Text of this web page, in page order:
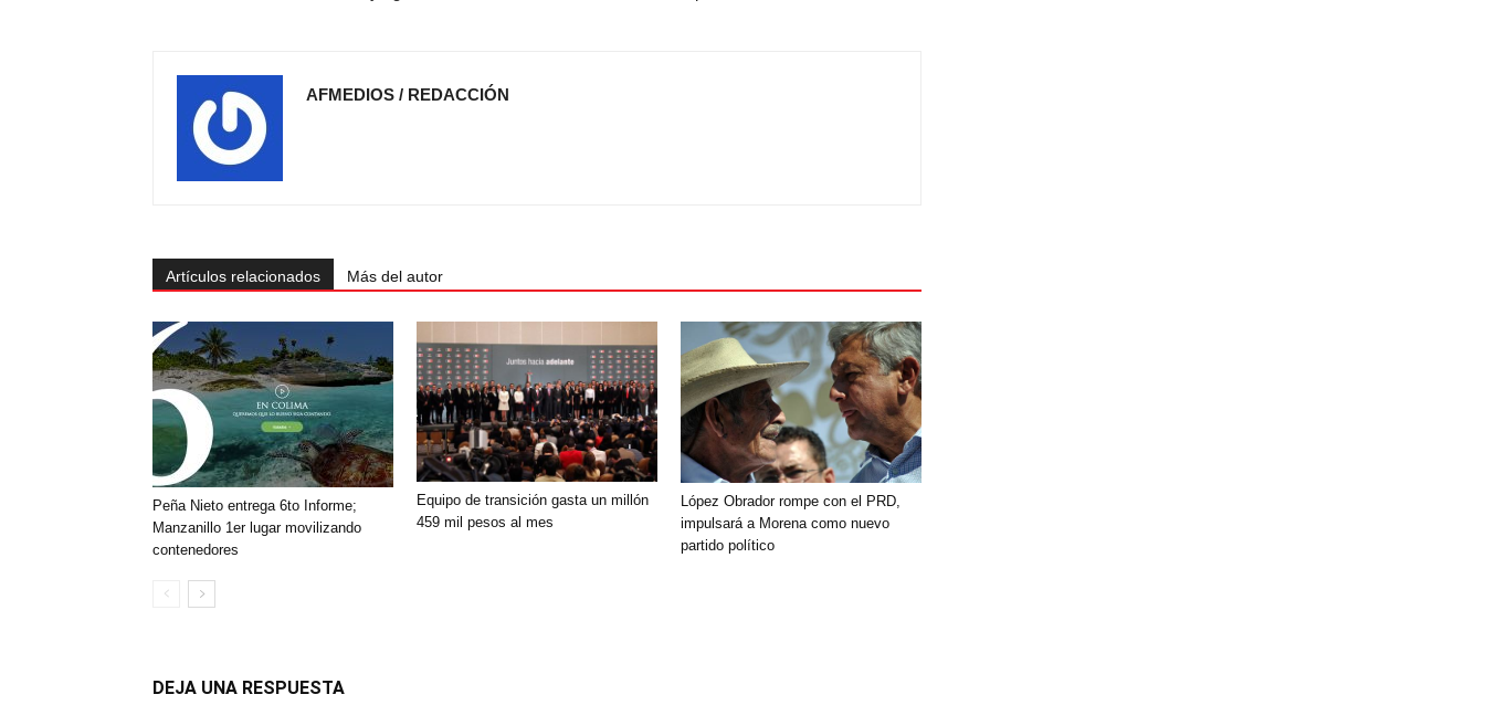
AFMEDIOS / REDACCIÓN
Artículos relacionados Más del autor
Peña Nieto entrega 6to Informe;
Manzanillo 1er lugar movilizando
contenedores
Equipo de transición gasta un millón
459 mil pesos al mes
López Obrador rompe con el PRD,
impulsará a Morena como nuevo
partido político
DEJA UNA RESPUESTA